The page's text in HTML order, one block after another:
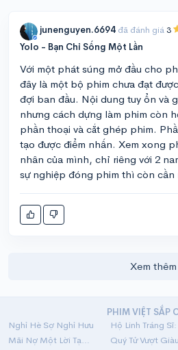
junenguyen.6694 đã đánh giá 3
Yolo - Bạn Chỉ Sống Một Lần
Với một phát súng mở đầu cho
đây là một bộ phim chưa đạt
đợi ban đầu. Nội dung tuy ổn và
nhưng cách dựng làm phim còn
phần thoại và cắt ghép phim.
tạo được điểm nhấn. Xem xong
nhân của mình, chỉ riêng với 2
sự nghiệp đóng phim thì còn cần
Xem thêm
PHIM VIỆT SẮP
Nghỉ Hè Sợ Nghỉ Hưu
Mãi Nợ Một Lời Tạm Biệt
Quý Tử Vượt Giàu